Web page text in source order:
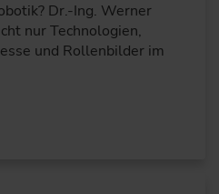
Dr.-Ing. Werner
nur Technologien,
und Rollenbilder im